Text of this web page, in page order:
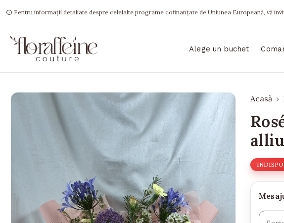
Pentru informații detaliate despre celelalte programe cofinanțate de Uniunea Europeană, vă
Alege un buchet
Acasă